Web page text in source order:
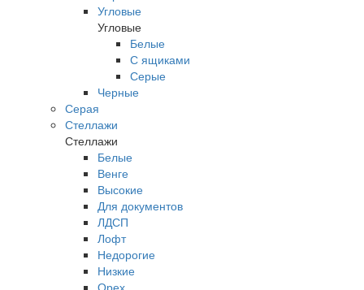
Угловые
Угловые
Белые
С ящиками
Серые
Черные
Серая
Стеллажи
Стеллажи
Белые
Венге
Высокие
Для документов
ЛДСП
Лофт
Недорогие
Низкие